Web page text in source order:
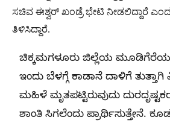
ಸಚಿವ ಈಶ್ವರ್ ಖಂಡ್ರೆ ಭೇಟಿ ನೀಡಲಿದ್ದಾರೆ
ತಿಳಿಸಿದ್ದಾರೆ.
ಚಿಕ್ಕಮಗಳೂರು ಜಿಲ್ಲೆಯ ಮೂಡಿಗೆರೆಯ
ಇಂದು ಬೆಳಗ್ಗೆ ಕಾಡಾನೆ ದಾಳಿಗೆ
ಮಹಿಳೆ ಮೃತಪಟ್ಟಿರುವುದು
ಶಾಂತಿ ಸಿಗಲೆಂದು ಪ್ರಾರ್ಥಿಸುತ್ತೇನೆ.